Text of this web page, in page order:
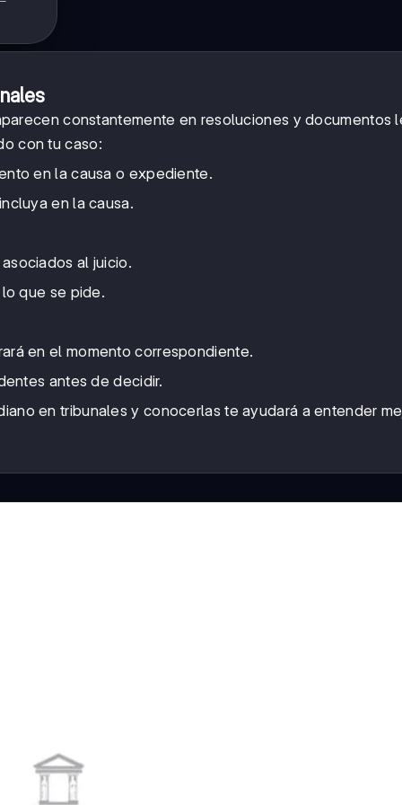
constantemente en resoluciones y documentos
con tu caso:
en la causa o expediente.
en la causa.
al juicio.
que se pide.
en el momento correspondiente.
antes de decidir.
en tribunales y conocerlas te ayudará a entender